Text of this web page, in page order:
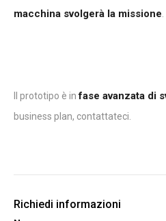
macchina svolgerà la missione.
Il prototipo è infase avanzata di
business plan, contattateci.
Richiedi informazioni